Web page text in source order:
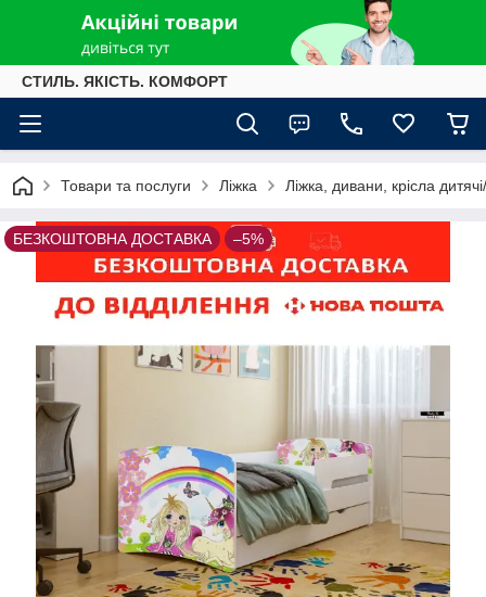
СТИЛЬ. ЯКІСТЬ. КОМФОРТ
Товари та послуги Ліжка Ліжка, дивани, крісла дитячі/
БЕЗКОШТОВНА ДОСТАВКА –5%